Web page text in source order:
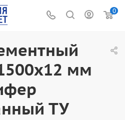
0
мм
ТУ